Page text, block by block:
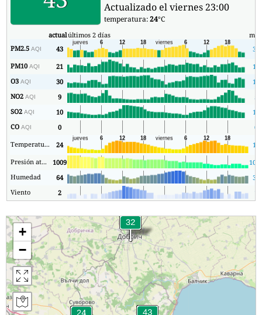
Actualizado el viernes 23:00
temperatura:24°C
actualúltimos 2 días
PM2.5AQI 43
39
PM10AQI 21
15
O3AQI 30
11
NO2AQI 9
5
SO2AQI 10
10
COAQI 0
0
Temperatura.
24
18
Presión atmosférica
1009
Humedad
64
36
Viento
2 1
+
−